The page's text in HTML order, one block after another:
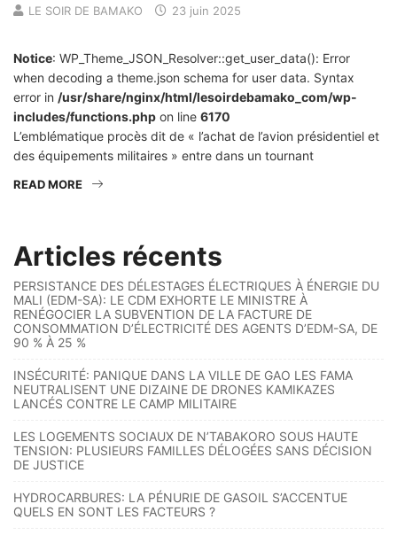
LE SOIR DE BAMAKO 23 juin 2025
Notice: WP_Theme_JSON_Resolver::get_user_data(): Error
when decoding a theme.json schema for user data. Syntax
error in /usr/share/nginx/html/lesoirdebamako_com/wp-
includes/functions.php on line 6170
L’emblématique procès dit de « l’achat de l’avion présidentiel et
des équipements militaires » entre dans un tournant
READ MORE
Articles récents
PERSISTANCE DES DÉLESTAGES ÉLECTRIQUES À ÉNERGIE DU
MALI (EDM-SA): LE CDM EXHORTE LE MINISTRE À
RENÉGOCIER LA SUBVENTION DE LA FACTURE DE
CONSOMMATION D’ÉLECTRICITÉ DES AGENTS D’EDM-SA, DE
90 % À 25 %
INSÉCURITÉ: PANIQUE DANS LA VILLE DE GAO LES FAMA
NEUTRALISENT UNE DIZAINE DE DRONES KAMIKAZES
LANCÉS CONTRE LE CAMP MILITAIRE
LES LOGEMENTS SOCIAUX DE N’TABAKORO SOUS HAUTE
TENSION: PLUSIEURS FAMILLES DÉLOGÉES SANS DÉCISION
DE JUSTICE
HYDROCARBURES: LA PÉNURIE DE GASOIL S’ACCENTUE
QUELS EN SONT LES FACTEURS ?